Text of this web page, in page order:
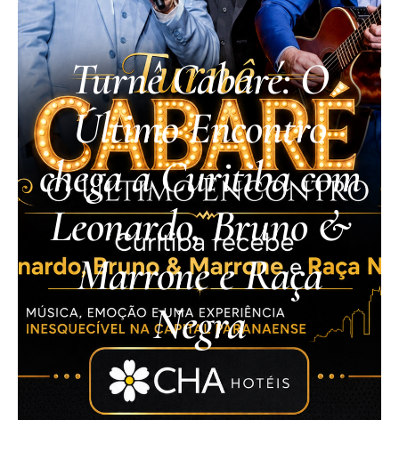
Turnê Cabaré: O
Último Encontro
chega a Curitiba com
Leonardo, Bruno &
Marrone e Raça
Negra